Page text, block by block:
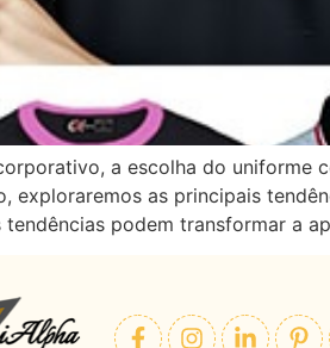
a escolha do uniforme
exploraremos as principais
tendências podem transformar a